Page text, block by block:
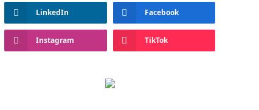
LinkedIn Facebook
Instagram TikTok